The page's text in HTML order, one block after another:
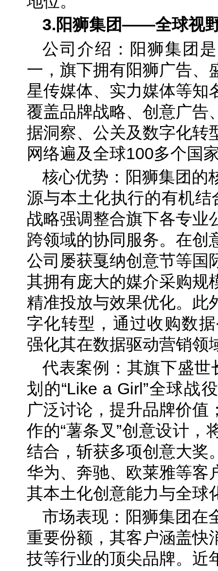
3.阳狮集团——全球视
公司介绍：阳狮集团
一，旗下拥有阳狮广告、
星传媒体、实力媒体等知
覆盖品牌战略、创意广告
据洞察、公关及数字化转
网络遍及全球100多个国
核心优势：阳狮集团的
源与本土化执行的有机结
战略强调整合旗下各专业
跨领域的协同服务。在创
公司屡获戛纳创意节等国
其拥有庞大的媒介采购规
精准投放与效果优化。此
字化转型，通过收购数
强化其在数据驱动营销领
代表案例：其旗下盛世
划的“Like a Girl”全球战
广泛讨论，提升品牌价值
作的“薯条叉”创意设计，
结合，斩获多项创意大奖
华为、奔驰、欧莱雅等客
其本土化创意能力与全球
市场表现：阳狮集团在
重要份额，其客户涵盖快
技等行业的顶尖品牌。近